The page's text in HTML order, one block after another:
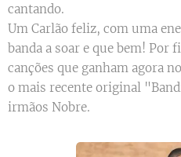
cantando.
Um Carlão feliz, com uma
banda a soar e que bem! Por
canções que ganham agora
o mais recente original
irmãos Nobre.